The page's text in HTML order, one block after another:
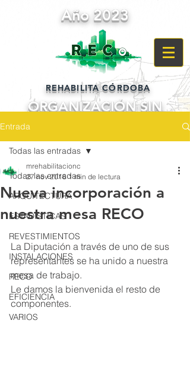
Año 2023
REHABILITA CÓRDOBA
ORGANIZACIÓN SIN
POR Y PARA
LOS CIUDADANOS
Entrada
Todas las entradas
ARQUITECTURA
ESTADISTICAS
REVESTIMIENTOS
INSTALACIONES
RECO
EFICIENCIA
VARIOS
Todas las entradas
Nueva incorporación a
nuestra mesa RECO
mrehabilitacionc
27 nov 2016 1 min de lectura
La Diputación a través de uno de sus
representantes se ha unido a nuestra
mesa de trabajo.
Le damos la bienvenida el resto de
componentes.